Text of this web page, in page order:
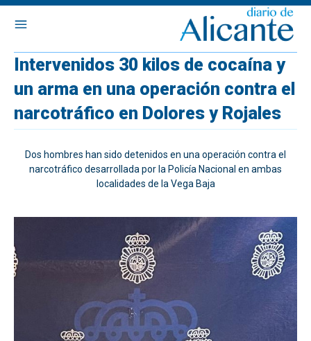
Intervenidos 30 kilos de cocaína y
un arma en una operación contra el
narcotráfico en Dolores y Rojales
Dos hombres han sido detenidos en una operación contra el
narcotráfico desarrollada por la Policía Nacional en ambas
localidades de la Vega Baja